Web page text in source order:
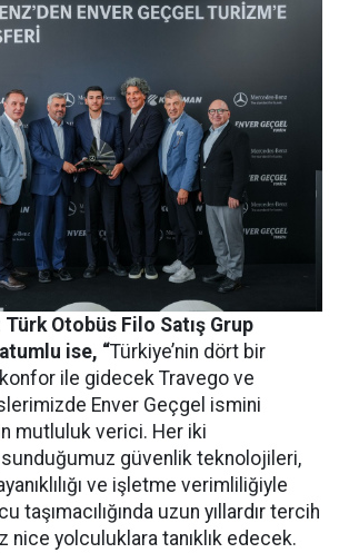
Otobüs Filo Satış Grup
ise, “Türkiye’nin dört bir
ile gidecek Travego ve
Enver Geçgel ismini
mutluluk verici. Her iki
güvenlik teknolojileri,
ve işletme verimliliğiyle
taşımacılığında uzun yıllardır tercih
nice yolculuklara tanıklık edecek.